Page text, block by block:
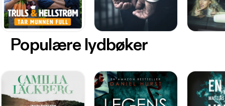
Populære lydbøker